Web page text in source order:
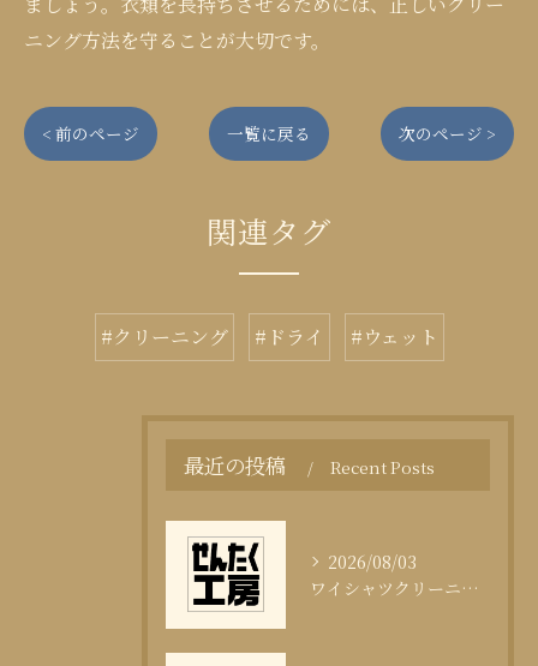
ニング方法を守ることが大切です。
< 前のページ 一覧に戻る 次のページ >
関連タグ
#クリーニング #ドライ #ウェット
最近の投稿 Recent Posts
2026/08/03
ワイシャツクリーニング頻度と清潔感の科学